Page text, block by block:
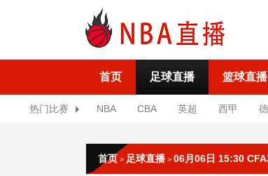
首页 足球直播 篮球直播
热门比赛 NBA CBA 英超 西甲
首页 > 足球直播 > 06月06日 15:30